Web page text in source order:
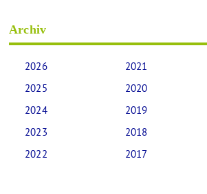
Archiv
2026
2025
2024
2023
2022
2021
2020
2019
2018
2017